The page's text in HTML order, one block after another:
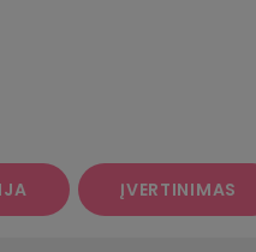
ĮVERTINIMAS